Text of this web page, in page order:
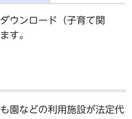
ウンロード（子育て関
す。
園などの利用施設が法定代